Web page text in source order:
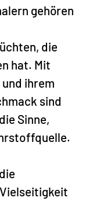
gehören
die
hat. Mit
ihrem
sind
Sinne,